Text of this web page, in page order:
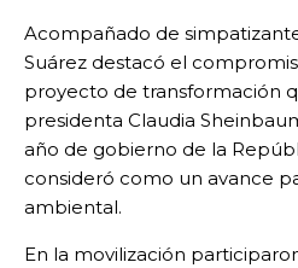
Acompañado de
Suárez destacó el
proyecto de transformación
presidenta Claudia
año de gobierno de la
consideró como un avance
ambiental.
En la movilización